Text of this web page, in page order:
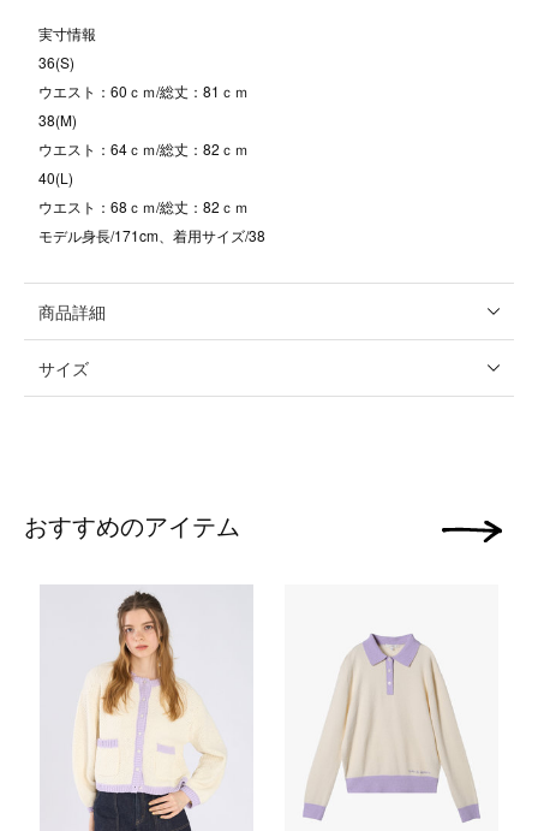
実寸情報
36(S)
ウエスト：60ｃｍ/総丈：81ｃｍ
38(M)
ウエスト：64ｃｍ/総丈：82ｃｍ
40(L)
ウエスト：68ｃｍ/総丈：82ｃｍ
モデル身長/171cm、着用サイズ/38
商品詳細
サイズ
おすすめのアイテム 次の画像